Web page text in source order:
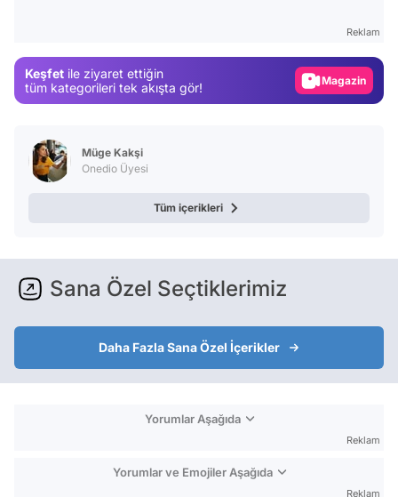
Reklam
Keşfet ile ziyaret ettiğin
tüm kategorileri tek akışta gör!
Magazin
Müge Kakşi
Onedio Üyesi
Tüm içerikleri
Sana Özel Seçtiklerimiz
Daha Fazla Sana Özel İçerikler
Yorumlar Aşağıda
Reklam
Yorumlar ve Emojiler Aşağıda
Reklam